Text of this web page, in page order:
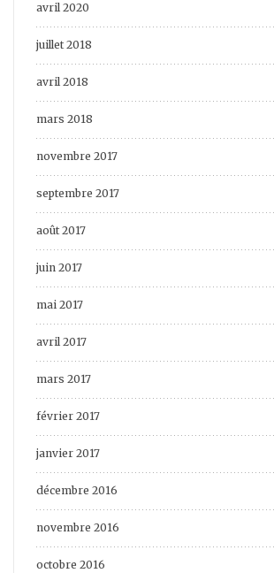
avril 2020
juillet 2018
avril 2018
mars 2018
novembre 2017
septembre 2017
août 2017
juin 2017
mai 2017
avril 2017
mars 2017
février 2017
janvier 2017
décembre 2016
novembre 2016
octobre 2016